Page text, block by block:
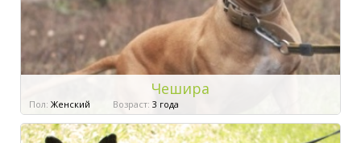
Чешира
Пол: Женский Возраст: 3 года